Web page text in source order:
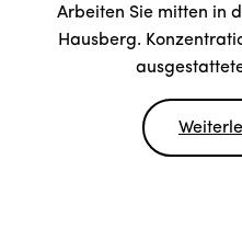
Arbeiten Sie mitten in
Hausberg.